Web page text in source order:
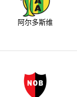
阿尔多斯维